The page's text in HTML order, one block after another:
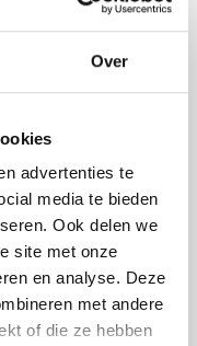
Over
advertenties te
media te bieden
Ook delen we
site met onze
en analyse. Deze
met andere
of die ze hebben